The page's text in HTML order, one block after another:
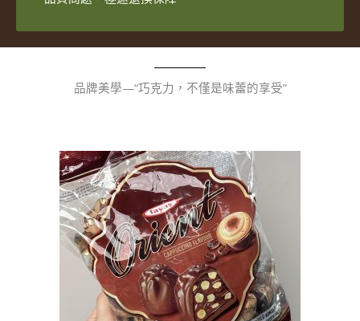
品牌美學—“巧克力，不僅是味蕾的享受”